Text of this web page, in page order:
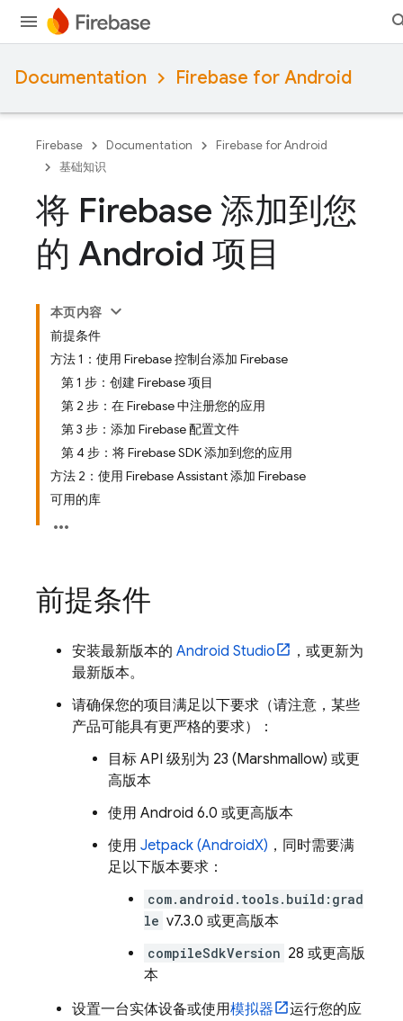
Documentation Firebase for Android
Firebase Documentation
Firebase for Android
基础知识
将 Firebase 添加到您
的 Android 项目
本页内容
前提条件
方法 1：使用 Firebase 控制台添加 Firebase
第 1 步：创建 Firebase 项目
第 2 步：在 Firebase 中注册您的应用
第 3 步：添加 Firebase 配置文件
第 4 步：将 Firebase SDK 添加到您的应用
方法 2：使用 Firebase Assistant 添加 Firebase
可用的库
前提条件
安装最新版本的 Android Studio
，或更新为
最新版本。
请确保您的项目满足以下要求（请注意，某些
产品可能具有更严格的要求）：
目标 API 级别为 23 (Marshmallow) 或更
高版本
使用 Android 6.0 或更高版本
使用 Jetpack (AndroidX) ，同时需要满
足以下版本要求：
com.android.tools.build:grad
le v7.3.0 或更高版本
compileSdkVersion 28 或更高版
本
设置一台实体设备或使用模拟器
运行您的应